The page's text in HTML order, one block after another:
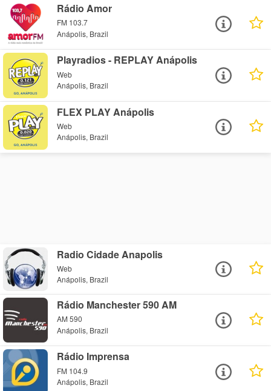
Rádio Amor
FM 103.7
Anápolis, Brazil
Playradios - REPLAY Anápolis
Web
Anápolis, Brazil
FLEX PLAY Anápolis
Web
Anápolis, Brazil
Radio Cidade Anapolis
Web
Anápolis, Brazil
Rádio Manchester 590 AM
AM 590
Anápolis, Brazil
Rádio Imprensa
FM 104.9
Anápolis, Brazil